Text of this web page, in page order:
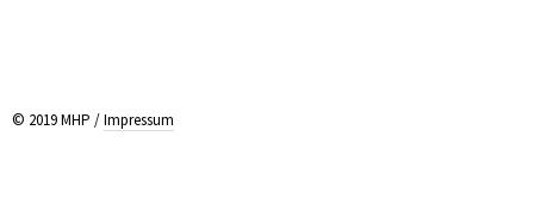
© 2019 MHP /Impressum